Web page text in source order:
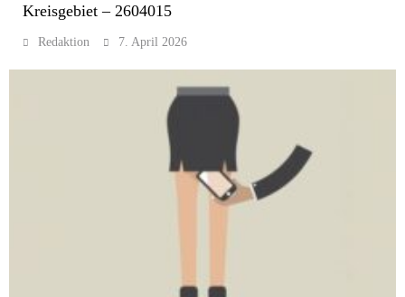
Kreisgebiet – 2604015
Redaktion 7. April 2026